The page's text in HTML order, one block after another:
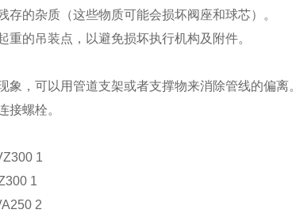
的杂质（这些物质可能会损坏阀座和球芯）。
的吊装点，以避免损坏执行机构及附件。
，可以用管道支架或者支撑物来消除管线的偏离。
接螺栓。
1
1
2